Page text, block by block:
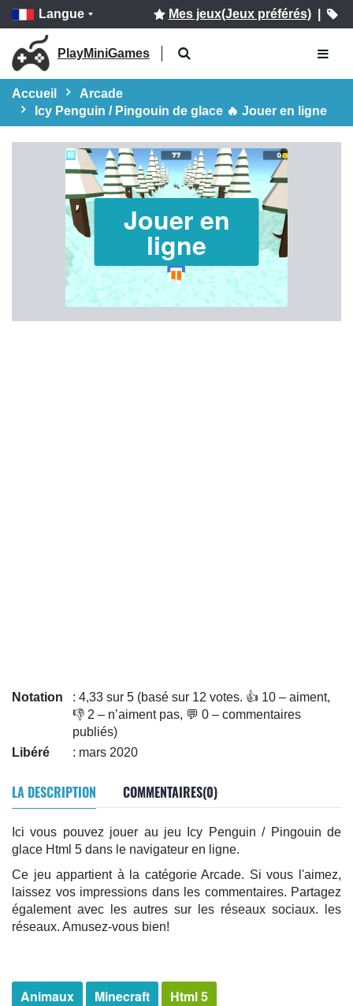
Langue Mes jeux(Jeux préférés)|
PlayMiniGames
Accueil
Arcade
Icy Penguin / Pingouin de glace 🔥 Jouer en ligne
Jouer en
ligne
Notation
: 4,33 sur 5 (basé sur 12 votes. 👍 10 – aiment,
👎 2 – n’aiment pas, 💬 0 – commentaires
publiés)
Libéré
: mars 2020
LA DESCRIPTION COMMENTAIRES(0)
Ici vous pouvez jouer au jeu Icy Penguin / Pingouin de
glace Html 5 dans le navigateur en ligne.
Ce jeu appartient à la catégorie Arcade. Si vous l'aimez,
laissez vos impressions dans les commentaires. Partagez
également avec les autres sur les réseaux sociaux. les
réseaux. Amusez-vous bien!
Animaux Minecraft
Html 5